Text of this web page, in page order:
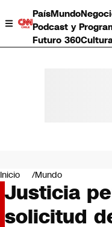
PaísMundo
Podcast y
Futuro 360
Negocios
Deportes
Programas completos
Cultura
Inicio Mundo
Justicia
solicitud